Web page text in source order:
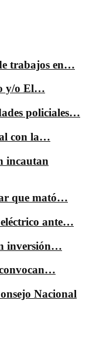
trabajos en…
y/o El…
policiales…
con la…
incautan
que mató…
ante…
inversión…
Nacional